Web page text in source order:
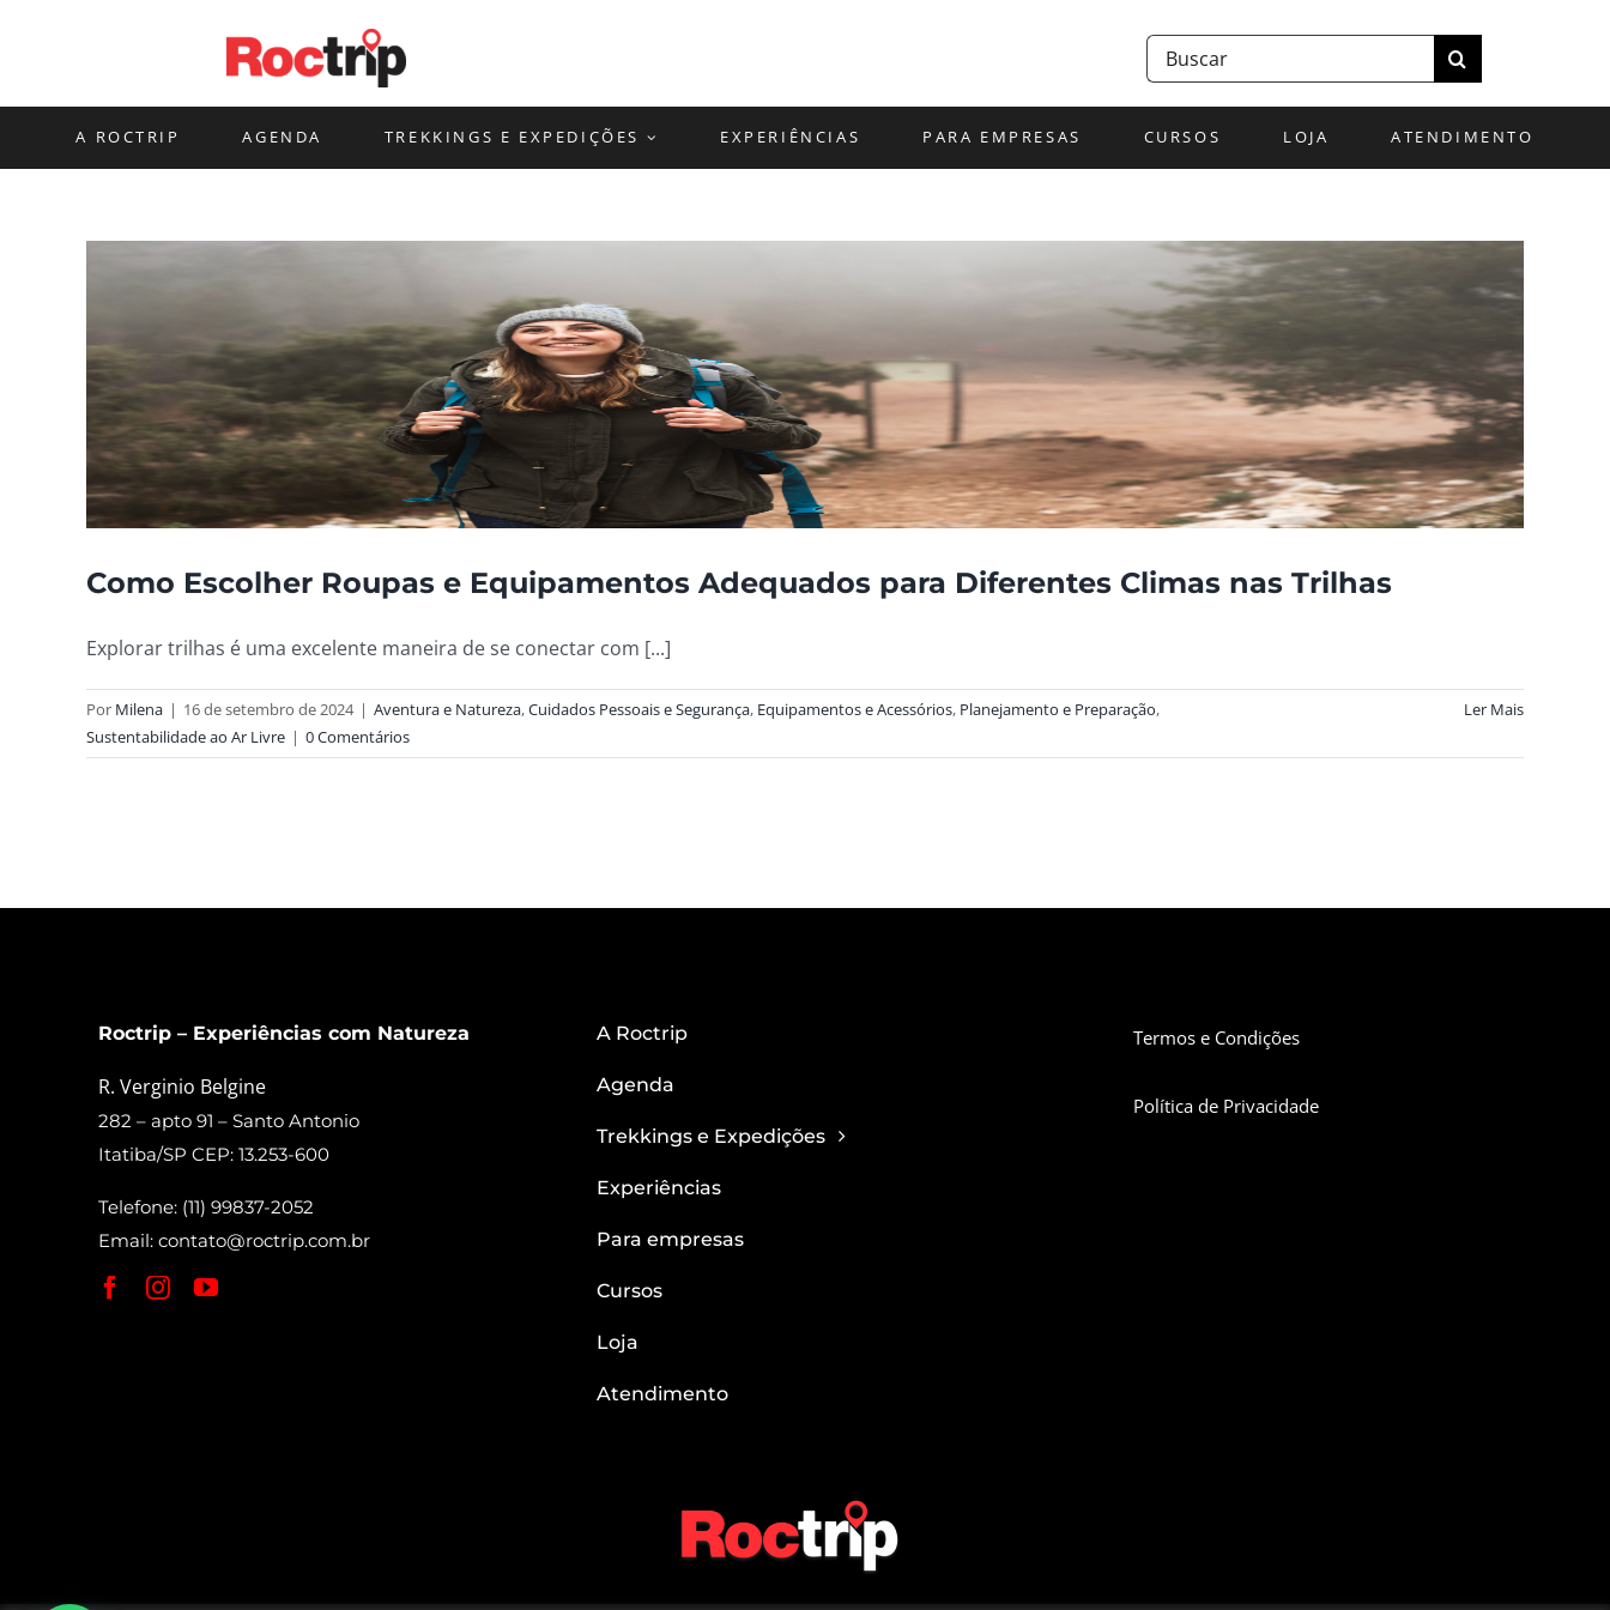
Buscar
resultados
A ROCTRIP AGENDA TREKKINGS E EXPEDIÇÕES EXPERIÊNCIAS PARA EMPRESAS CURSOS LOJA ATENDIMENTO
Como Escolher Roupas e Equipamentos Adequados para Diferentes Climas nas Trilhas
Explorar trilhas é uma excelente maneira de se conectar com [...]
Por Milena | 16 de setembro de 2024 | Aventura e Natureza,Cuidados Pessoais e Segurança, Equipamentos e Acessórios, Planejamento e Preparação,
Sustentabilidade ao Ar Livre | 0 Comentários
Ler Mais
Roctrip – Experiências com Natureza
R. Verginio Belgine
282 – apto 91 – Santo Antonio
Itatiba/SP CEP: 13.253-600
Telefone: (11) 99837-2052
Email: contato@roctrip.com.br
A Roctrip
Agenda
Trekkings e Expedições
Experiências
Para empresas
Cursos
Loja
Atendimento
Termos e Condições
Política de Privacidade